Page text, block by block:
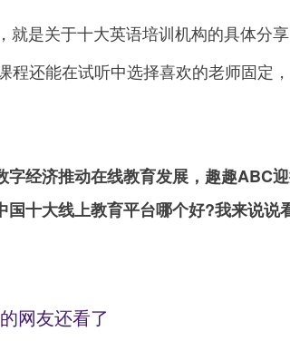
是关于十大英语培训机构的具体分
程还能在试听中选择喜欢的老师固定，
字经济推动在线教育发展，趣趣ABC迎
国十大线上教育平台哪个好?我来说说
网友还看了